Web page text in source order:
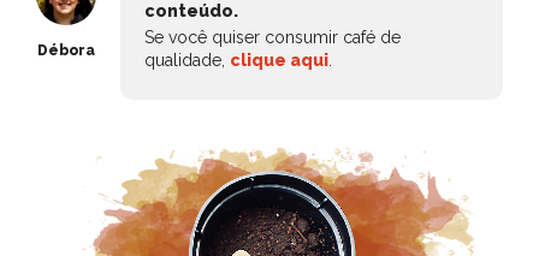
Débora
conteúdo.
Se você quiser consumir café de
qualidade, clique aqui